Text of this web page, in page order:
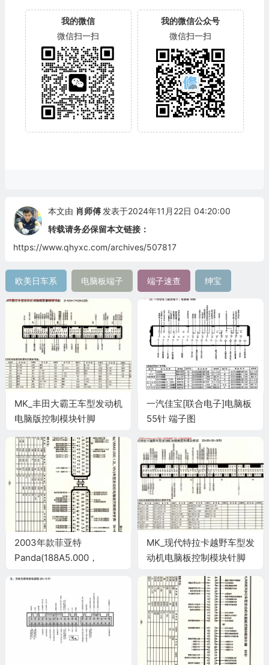
我的微信
微信扫一扫
我的微信公众号
微信扫一扫
本文由 肖师傅 发表于2024年11月22日 04:20:00
转载请务必保留本文链接：
https://www.qhyxc.com/archives/507817
欧美日车系 电脑板端子 端子速查 绅宝
MK_丰田大霸王车型发动机
电脑版控制模块针脚
图
一汽佳宝[联合电子]电脑板
55针 端子图
2003年款菲亚特
Panda(188A5.000，
端子图
MK_现代特拉卡越野车型发
动机电脑板控制模块针脚